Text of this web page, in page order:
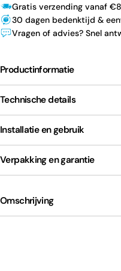
Gratis verzending vanaf
30 dagen bedenktijd &
Vragen of advies? Snel
Productinformatie
Technische details
Installatie en gebruik
Verpakking en garantie
Omschrijving